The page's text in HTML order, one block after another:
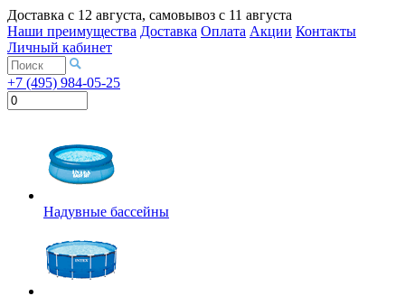
Доставка с 12 августа, самовывоз с 11 августа
Наши преимущества Доставка Оплата Акции Контакты
Личный кабинет
+7 (495) 984-05-25
Надувные бассейны